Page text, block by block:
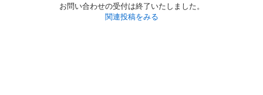
お問い合わせの受付は終了いたしました。
関連投稿をみる